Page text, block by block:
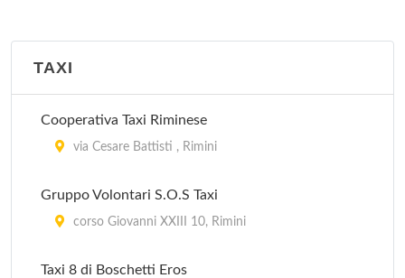
TAXI
Cooperativa Taxi Riminese
via Cesare Battisti , Rimini
Gruppo Volontari S.O.S Taxi
corso Giovanni XXIII 10, Rimini
Taxi 8 di Boschetti Eros